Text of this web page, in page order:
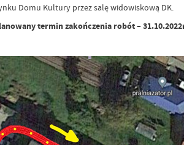
Domu Kultury przez salę widowiskową DK.
termin zakończenia robót –